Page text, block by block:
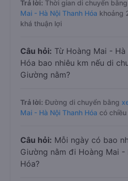
Trả lời: Thời gian di chuyển bằng
Mai - Hà Nội Thanh Hóa khoảng
khá thuận lợi
Câu hỏi: Từ Hoàng Mai -
Hóa bao nhiêu km nếu di
Giường nằm?
Trả lời: Đường di chuyển bằng
Mai - Hà Nội Thanh Hóa có
Câu hỏi: Mỗi ngày có bao
Giường nằm đi Hoàng Mai -
Hóa?